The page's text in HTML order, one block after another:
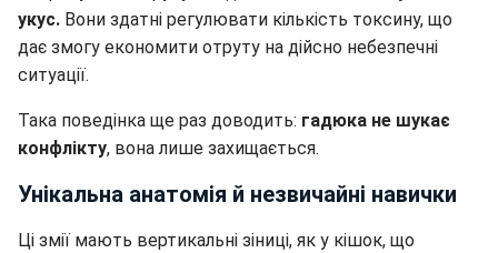
укус. Вони здатні регулювати кількість токсину, що
дає змогу економити отруту на дійсно небезпечні
ситуації.
Така поведінка ще раз доводить: гадюка не шукає
конфлікту, вона лише захищається.
Унікальна анатомія й незвичайні навички
Ці змії мають вертикальні зіниці, як у кішок, що